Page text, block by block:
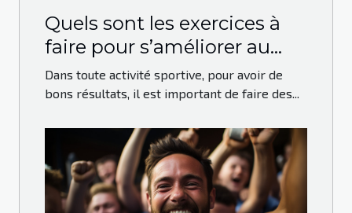
Quels sont les exercices à
faire pour s’améliorer au
running ?
Dans toute activité sportive, pour avoir de
bons résultats, il est important de faire des...